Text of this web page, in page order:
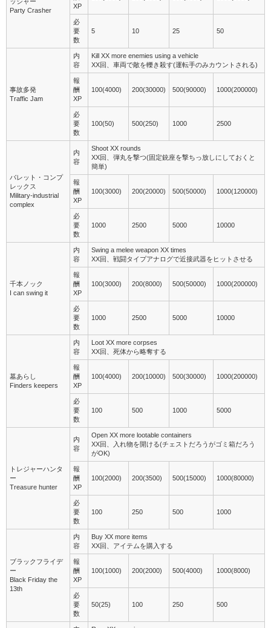
Party Crasher
XP
必
要
数
5 10 25 50
事故多発
Traffic Jam
内
容
Kill XX more enemies using a vehicle
XX回、車両で敵を轢き殺す(運転手のみカウントされる)
報
酬
XP
100(4000) 200(30000) 500(90000) 1000(200000)
必
要
数
100(50) 500(250) 1000 2500
バレット・コンプ
レックス
Military-industrial
complex
内
容
Shoot XX rounds
XX回、弾丸を撃つ(固定銃座を撃ちっ放しにしておくと
簡単)
報
酬
XP
100(3000) 200(20000) 500(50000) 1000(120000)
必
要
数
1000 2500 5000 10000
千本ノック
I can swing it
内
容
Swing a melee weapon XX times
XX回、戦闘タイプアナログで近接武器をヒットさせる
報
酬
XP
100(3000) 200(8000) 500(50000) 1000(200000)
必
要
数
1000 2500 5000 10000
墓あらし
Finders keepers
内
容
Loot XX more corpses
XX回、死体から略奪する
報
酬
XP
100(4000) 200(10000) 500(30000) 1000(200000)
必
要
数
100 500 1000 5000
トレジャーハンタ
ー
Treasure hunter
内
容
Open XX more lootable containers
XX回、入れ物を開ける(チェストだろうがゴミ箱だろう
がOK)
報
酬
XP
100(2000) 200(3500) 500(15000) 1000(80000)
必
要
数
100 250 500 1000
ブラックフライデ
ー
Black Friday the
13th
内
容
Buy XX more items
XX回、アイテムを購入する
報
酬
XP
100(1000) 200(2000) 500(4000) 1000(8000)
必
要
数
50(25) 100 250 500